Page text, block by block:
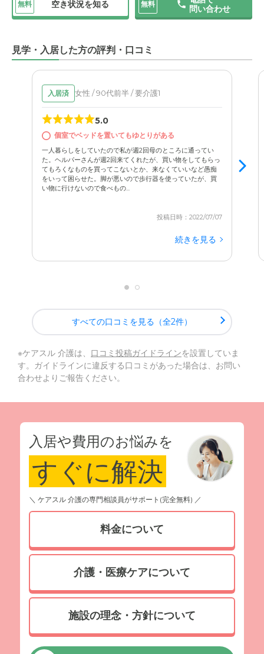
高齢者の場合、食事量が減ると一気に衰弱が進むのではな
いかと心配していましたが、ここでは健康的に過ごせてい
な社会参加と運動の機会を提供してくださっていること
も、母の元気につながっていると感じています。日々の細
やかな報告
があるからこそ、遠くにいても母の「元気でい
る姿」を想像できます。
無料 空き状況を知る 無料
問い合わせ
見学・入居した方の評判・口コミ
入居済 女性 / 90代前半 / 要介護1
5.0
個室でベッドを置いてもゆとりがある
一人暮らしをしていたので私が週2回母のところに通ってい
た。ヘルパーさんが週2回来てくれたが、買い物をしてもらっ
てもろくなものを買ってこないとか、来なくていいなど愚痴
をいって困らせた。脚が悪いので歩行器を使っていたが、買
い物に行けないので食べもの...
投稿日時：2022/07/07
続きを見る
すべての口コミを見る（全2件）
※ケアスル 介護は、 口コミ投稿ガイドラインを設置していま
す。ガイドラインに違反する口コミがあった場合は、お問い
合わせよりご報告ください。
入居や費用のお悩みを
すぐに解決
＼ ケアスル 介護の専門相談員がサポート(完全無料) ／
料金について
介護・医療ケアについて
施設の理念・方針について